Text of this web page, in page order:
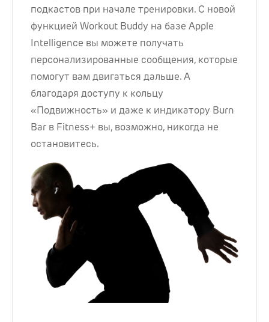
подкастов при начале тренировки. С новой
функцией Workout Buddy на базе Apple
Intelligence вы можете получать
персонализированные сообщения, которые
помогут вам двигаться дальше. А
благодаря доступу к кольцу
«Подвижность» и даже к индикатору Burn
Bar в Fitness+ вы, возможно, никогда не
остановитесь.